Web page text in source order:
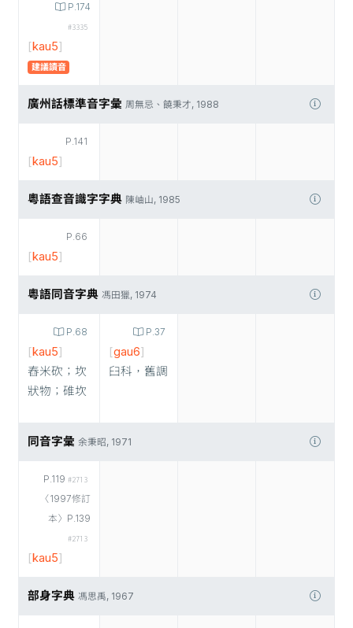
P.174
#3335
[kau5]
建議讀音
廣州話標準音字彙 周無忌、饒秉才, 1988
P.141
[kau5]
粵語查音識字字典 陳岫山, 1985
P.66
[kau5]
粵語同音字典 馮田獵, 1974
P.68
[kau5]
舂米砍；坎
狀物；碓坎
P.37
[gau6]
臼科，舊調
同音字彙 余秉昭, 1971
P.119 #2713
〈1997修訂
本〉P.139
#2713
[kau5]
部身字典 馮思禹, 1967